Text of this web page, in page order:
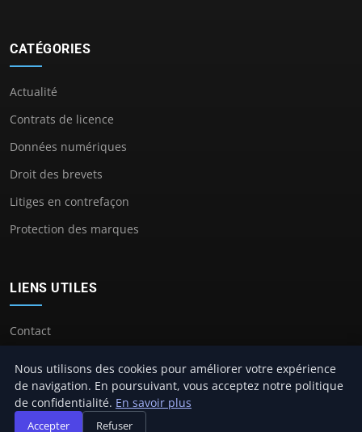
CATÉGORIES
Actualité
Contrats de licence
Données numériques
Droit des brevets
Litiges en contrefaçon
Protection des marques
LIENS UTILES
Contact
© 2026 Avocat Propriete Intellectuelle. Tous droits réservés.
Nous utilisons des cookies pour améliorer votre expérience
de navigation. En poursuivant, vous acceptez notre politique
de confidentialité. En savoir plus
Accepter Refuser